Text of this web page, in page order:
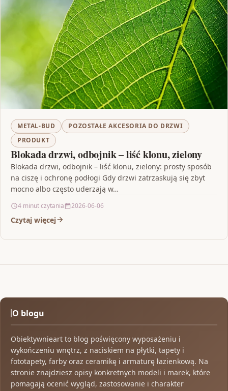
METAL-BUD
POZOSTAŁE AKCESORIA DO DRZWI
PRODUKT
Blokada drzwi, odbojnik – liść klonu, zielony
Blokada drzwi, odbojnik – liść klonu, zielony: prosty sposób
na ciszę i ochronę podłogi Gdy drzwi zatrzaskują się zbyt
mocno albo często uderzają w…
4 minut czytania 2026-06-06
Czytaj więcej
O blogu
Obiektywnieart to blog poświęcony wyposażeniu i
wykończeniu wnętrz, z naciskiem na płytki, tapety i
fototapety, farby oraz ceramikę i armaturę łazienkową. Na
stronie znajdziesz opisy konkretnych modeli i marek, które
pomagają ocenić wygląd, zastosowanie i charakter